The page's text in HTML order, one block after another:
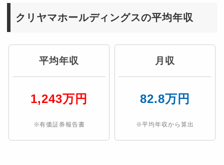
クリヤマホールディングスの平均年収
平均年収
1,243万円
※有価証券報告書
月収
82.8万円
※平均年収から算出